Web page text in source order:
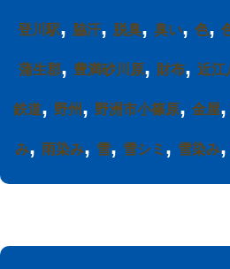
登川駅, 脇汗, 脱臭, 臭い, 色,
蒲生郡, 豊満砂川原, 財布, 近江
鉄道, 野州 , 野洲市小篠原, 金屋,
み, 雨染み, 雪, 雪シミ , 雪染み,